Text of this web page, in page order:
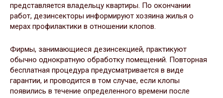
представляется владельцу квартиры. По окончании
работ, дезинсекторы информируют хозяина жилья о
мерах профилактики в отношении клопов.
Фирмы, занимающиеся дезинсекцией, практикуют
обычно однократную обработку помещений. Повторная
бесплатная процедура предусматривается в виде
гарантии, и проводится в том случае, если клопы
появились в течение определенного времени после